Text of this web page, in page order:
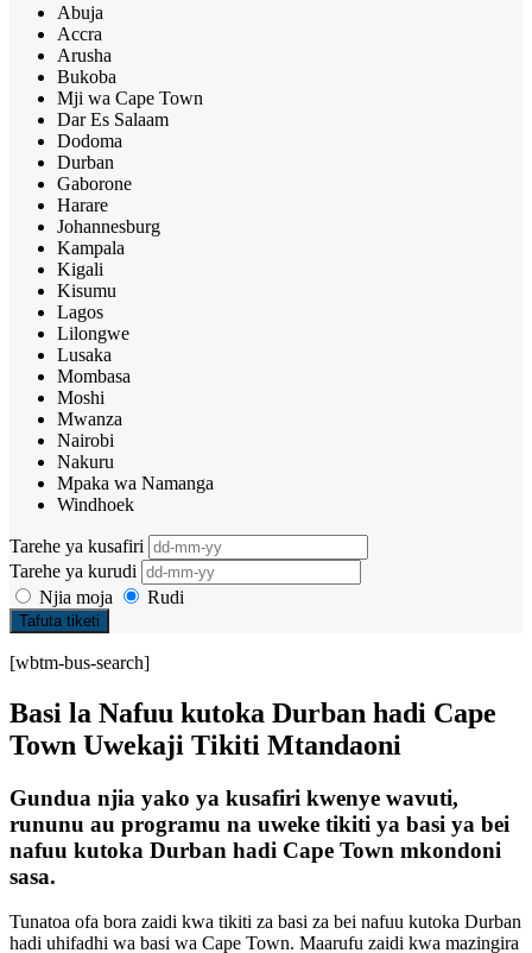
Abuja
Accra
Arusha
Bukoba
Mji wa Cape Town
Dar Es Salaam
Dodoma
Durban
Gaborone
Harare
Johannesburg
Kampala
Kigali
Kisumu
Lagos
Lilongwe
Lusaka
Mombasa
Moshi
Mwanza
Nairobi
Nakuru
Mpaka wa Namanga
Windhoek
Tarehe ya kusafiri
Tarehe ya kurudi
Njia moja
Rudi
Tafuta tiketi
[wbtm-bus-search]
Basi la Nafuu kutoka Durban hadi Cape
Town Uwekaji Tikiti Mtandaoni
Gundua njia yako ya kusafiri kwenye wavuti,
rununu au programu na uweke tikiti ya basi ya bei
nafuu kutoka Durban hadi Cape Town mkondoni
sasa.
Tunatoa ofa bora zaidi kwa tikiti za basi za bei nafuu kutoka Durban
hadi uhifadhi wa basi wa Cape Town. Maarufu zaidi kwa mazingira